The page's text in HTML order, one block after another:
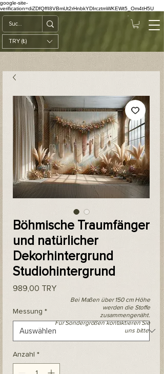
google-site-
verification=diZDfQffI8VBmUt2rHnbkYDIrcztmWKEWt5_Om4tH5U
TRY (₺)
Böhmische Traumfänger
und natürlicher
Dekorhintergrund
Studiohintergrund
989,00 TRYPreis
Messung *
Anzahl *
Bei Maßen über 150 cm Höhe
werden die Stoffe
zusammengenäht.
Für Sondergrößen kontaktieren Sie
uns bitte.